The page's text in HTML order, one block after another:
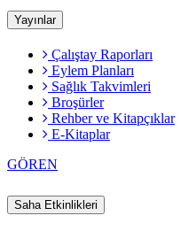
Yayınlar
Çalıştay Raporları
Eylem Planları
Sağlık Takvimleri
Broşürler
Rehber ve Kitapçıklar
E-Kitaplar
GÖREN
Saha Etkinlikleri